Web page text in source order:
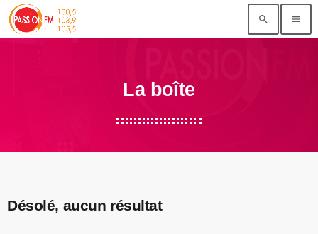
search menu
La boîte
Désolé, aucun résultat